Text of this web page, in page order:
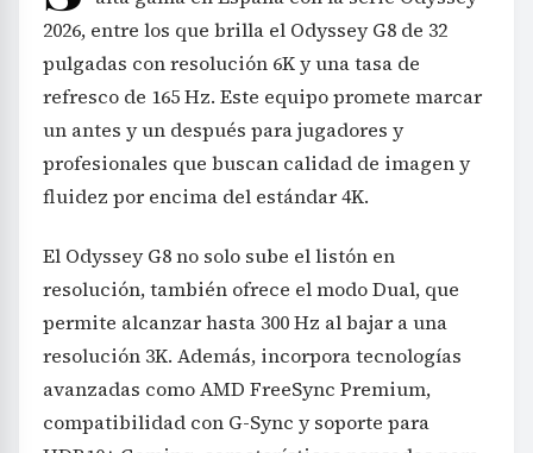
2026, entre los que brilla el Odyssey G8 de 32
pulgadas con resolución 6K y una tasa de
refresco de 165 Hz. Este equipo promete marcar
un antes y un después para jugadores y
profesionales que buscan calidad de imagen y
fluidez por encima del estándar 4K.
El Odyssey G8 no solo sube el listón en
resolución, también ofrece el modo Dual, que
permite alcanzar hasta 300 Hz al bajar a una
resolución 3K. Además, incorpora tecnologías
avanzadas como AMD FreeSync Premium,
compatibilidad con G-Sync y soporte para